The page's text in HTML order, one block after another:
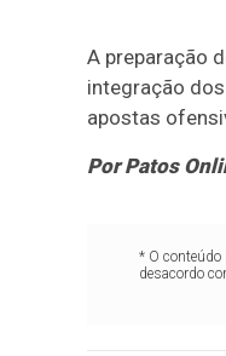
A preparação
integração
apostas
Por Patos
* O conteúdo
desacordo